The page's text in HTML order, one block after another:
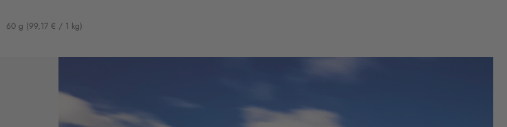
60 g (99,17 € / 1 kg)